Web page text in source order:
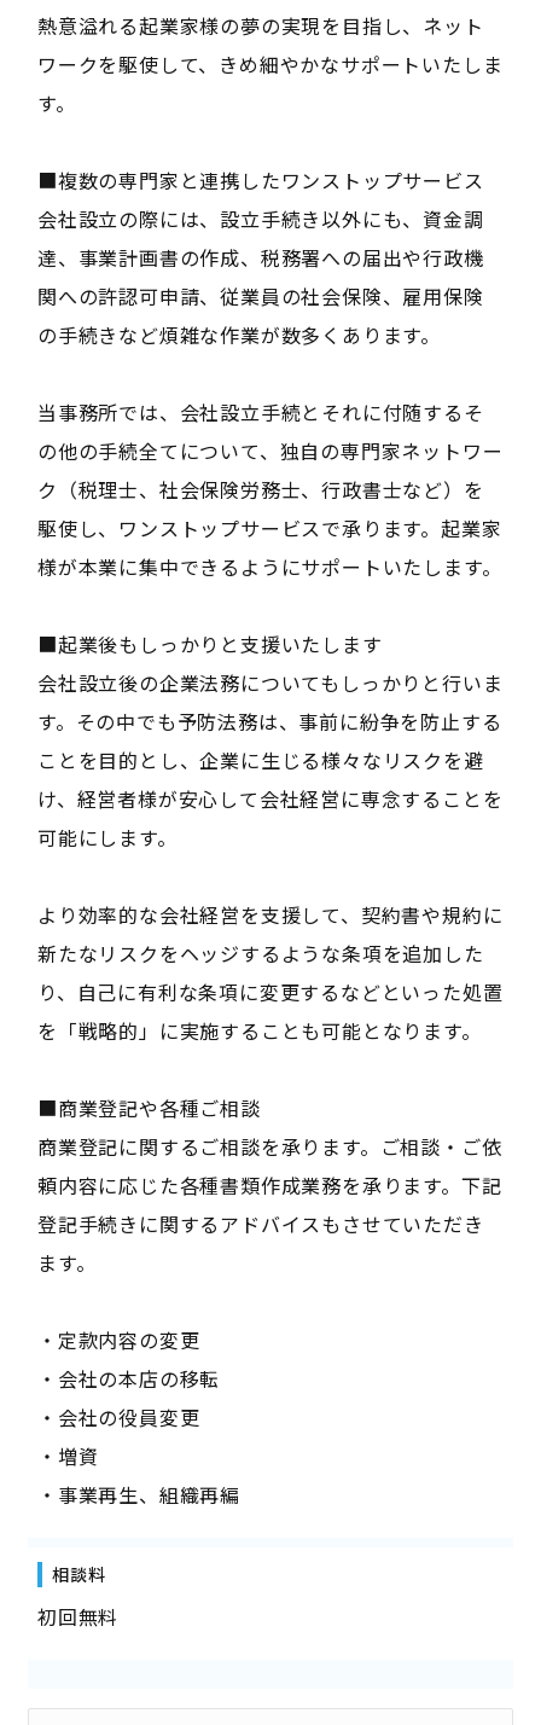
熱意溢れる起業家様の夢の実現を目指し、ネット
ワークを駆使して、きめ細やかなサポートいたしま
す。
■複数の専門家と連携したワンストップサービス
会社設立の際には、設立手続き以外にも、資金調
達、事業計画書の作成、税務署への届出や行政機
関への許認可申請、従業員の社会保険、雇用保険
の手続きなど煩雑な作業が数多くあります。
当事務所では、会社設立手続とそれに付随するそ
の他の手続全てについて、独自の専門家ネットワー
ク（税理士、社会保険労務士、行政書士など）を
駆使し、ワンストップサービスで承ります。起業家
様が本業に集中できるようにサポートいたします。
■起業後もしっかりと支援いたします
会社設立後の企業法務についてもしっかりと行いま
す。その中でも予防法務は、事前に紛争を防止する
ことを目的とし、企業に生じる様々なリスクを避
け、経営者様が安心して会社経営に専念することを
可能にします。
より効率的な会社経営を支援して、契約書や規約に
新たなリスクをヘッジするような条項を追加した
り、自己に有利な条項に変更するなどといった処置
を「戦略的」に実施することも可能となります。
■商業登記や各種ご相談
商業登記に関するご相談を承ります。ご相談・ご依
頼内容に応じた各種書類作成業務を承ります。下記
登記手続きに関するアドバイスもさせていただき
ます。
・定款内容の変更
・会社の本店の移転
・会社の役員変更
・増資
・事業再生、組織再編
相談料
初回無料